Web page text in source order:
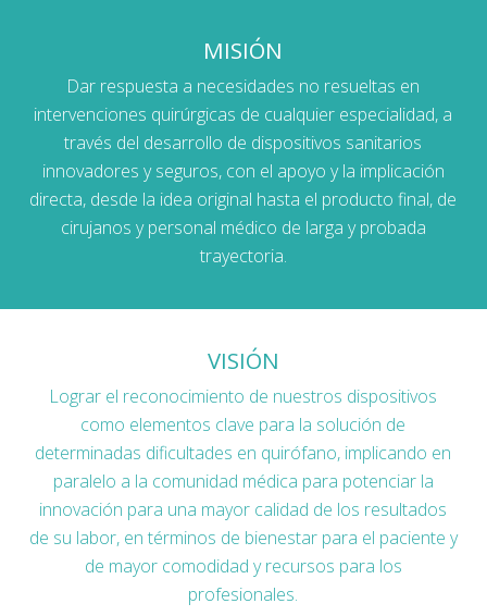
MISIÓN
Dar respuesta a necesidades no resueltas en
intervenciones quirúrgicas de cualquier especialidad, a
través del desarrollo de dispositivos sanitarios
innovadores y seguros, con el apoyo y la implicación
directa, desde la idea original hasta el producto final, de
cirujanos y personal médico de larga y probada
trayectoria.
VISIÓN
Lograr el reconocimiento de nuestros dispositivos
como elementos clave para la solución de
determinadas dificultades en quirófano, implicando en
paralelo a la comunidad médica para potenciar la
innovación para una mayor calidad de los resultados
de su labor, en términos de bienestar para el paciente y
de mayor comodidad y recursos para los
profesionales.